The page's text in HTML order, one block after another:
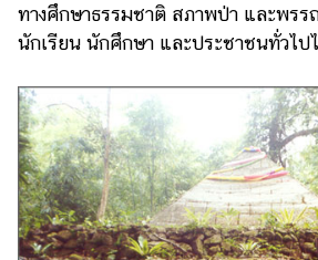
ทางศึกษาธรรมชาติ สภาพป่า และพร
นักเรียน นักศึกษา และประชาชนทั่วไป